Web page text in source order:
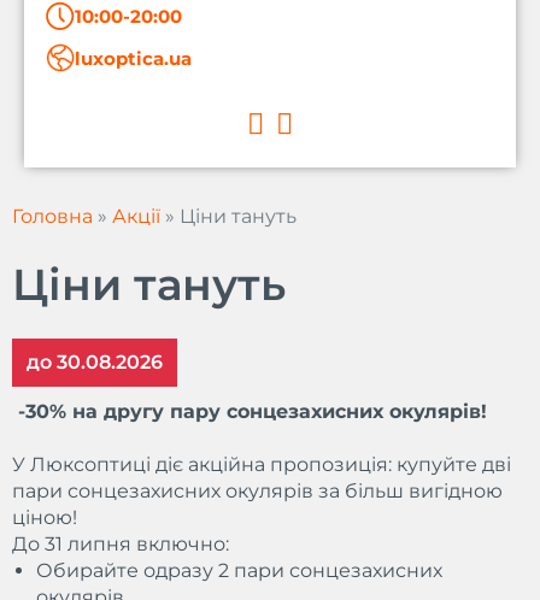
10:00-20:00
luxoptica.ua
a
b
o
k
n
a
a
Головна » Акції » Ціни тануть
Ціни тануть
до 30.08.2026
-30% на другу пару сонцезахисних окулярів!
У Люксоптиці діє акційна пропозиція: купуйте дві
пари сонцезахисних окулярів за більш вигідною
ціною!
До 31 липня включно:
Обирайте одразу 2 пари сонцезахисних